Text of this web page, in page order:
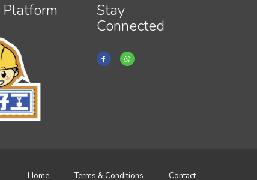
Platform
Stay
Connected
Home Terms & Conditions Contact